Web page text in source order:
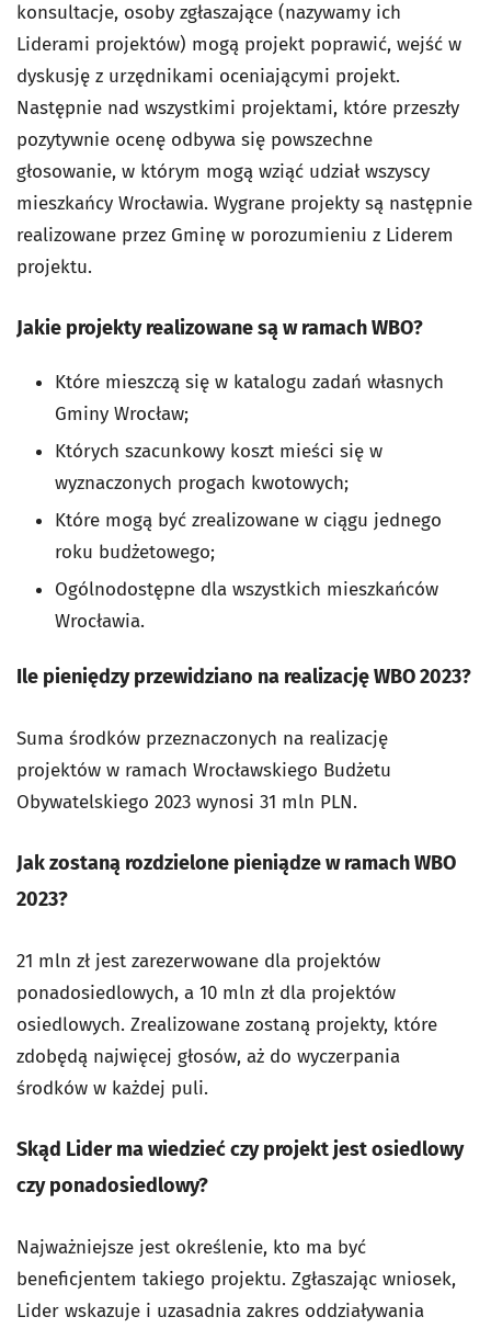
konsultacje, osoby zgłaszające (nazywamy ich
Liderami projektów) mogą projekt poprawić, wejść w
dyskusję z urzędnikami oceniającymi projekt.
Następnie nad wszystkimi projektami, które przeszły
pozytywnie ocenę odbywa się powszechne
głosowanie, w którym mogą wziąć udział wszyscy
mieszkańcy Wrocławia. Wygrane projekty są następnie
realizowane przez Gminę w porozumieniu z Liderem
projektu.
Jakie projekty realizowane są w ramach WBO?
Które mieszczą się w katalogu zadań własnych
Gminy Wrocław;
Których szacunkowy koszt mieści się w
wyznaczonych progach kwotowych;
Które mogą być zrealizowane w ciągu jednego
roku budżetowego;
Ogólnodostępne dla wszystkich mieszkańców
Wrocławia.
Ile pieniędzy przewidziano na realizację WBO 2023?
Suma środków przeznaczonych na realizację
projektów w ramach Wrocławskiego Budżetu
Obywatelskiego 2023 wynosi 31 mln PLN.
Jak zostaną rozdzielone pieniądze w ramach WBO
2023?
21 mln zł jest zarezerwowane dla projektów
ponadosiedlowych, a 10 mln zł dla projektów
osiedlowych. Zrealizowane zostaną projekty, które
zdobędą najwięcej głosów, aż do wyczerpania
środków w każdej puli.
Skąd Lider ma wiedzieć czy projekt jest osiedlowy
czy ponadosiedlowy?
Najważniejsze jest określenie, kto ma być
beneficjentem takiego projektu. Zgłaszając wniosek,
Lider wskazuje i uzasadnia zakres oddziaływania